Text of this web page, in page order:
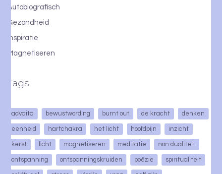
Autobiografisch
Gezondheid
Inspiratie
Magnetiseren
Tags
advaita bewustwording burnt out de kracht denken
eenheid hartchakra het licht hoofdpijn inzicht
kerst licht magnetiseren meditatie non dualiteit
ontspanning ontspanningskruiden poëzie spiritualiteit